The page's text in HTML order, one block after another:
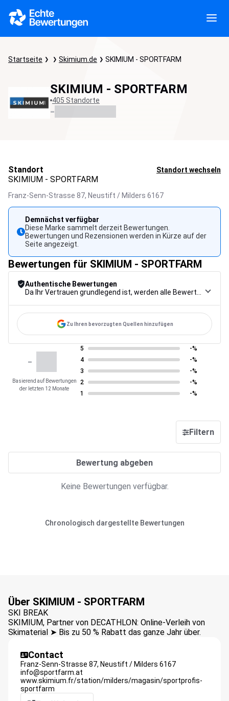
Startseite Skimium.de SKIMIUM - SPORTFARM
SKIMIUM - SPORTFARM
405 Standorte
-
Standort Standort wechseln
SKIMIUM - SPORTFARM
Franz-Senn-Strasse 87, Neustift / Milders 6167
Demnächst verfügbar
Diese Marke sammelt derzeit Bewertungen.
Bewertungen und Rezensionen werden in Kürze auf der
Seite angezeigt.
Bewertungen für SKIMIUM - SPORTFARM
Authentische Bewertungen
Zu Ihren bevorzugten Quellen hinzufügen
-
Basierend auf Bewertungen
der letzten 12 Monate
5
-%
4
-%
3
-%
2
-%
1
-%
Filtern
Bewertung abgeben
Keine Bewertungen verfügbar.
Chronologisch dargestellte Bewertungen
Über SKIMIUM - SPORTFARM
SKI BREAK
SKIMIUM, Partner von DECATHLON: Online-Verleih von
Skimaterial ➤ Bis zu 50 % Rabatt das ganze Jahr über.
Contact
Franz-Senn-Strasse 87, Neustift / Milders 6167
info@sportfarm.at
www.skimium.fr/station/milders/magasin/sportprofis-
sportfarm